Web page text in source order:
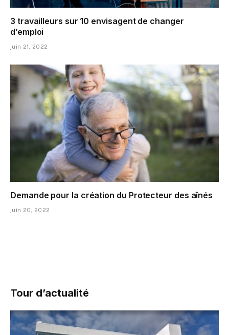
3 travailleurs sur 10 envisagent de changer
d’emploi
juin 21, 2022
Demande pour la création du Protecteur des aînés
juin 20, 2022
Tour d’actualité